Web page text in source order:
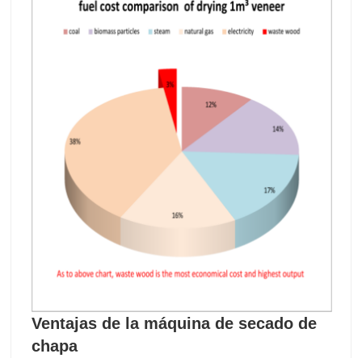
Ventajas de la máquina de secado de
chapa